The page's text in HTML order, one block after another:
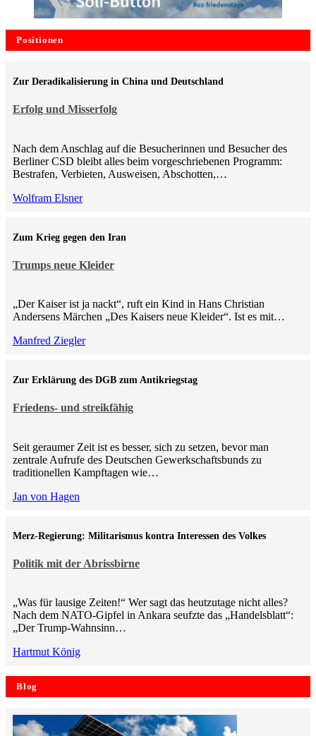
Positionen
Erfolg und Misserfolg
Zur Deradikalisierung in China und Deutschland
Nach dem Anschlag auf die Besucherinnen und Besucher des
Berliner CSD bleibt alles beim vorgeschriebenen Programm:
Bestrafen, Verbieten, Ausweisen, Abschotten,…
Wolfram Elsner
Trumps neue Kleider
Zum Krieg gegen den Iran
„Der Kaiser ist ja nackt“, ruft ein Kind in Hans Christian
Andersens Märchen „Des Kaisers neue Kleider“. Ist es mit…
Manfred Ziegler
Friedens- und streikfähig
Zur Erklärung des DGB zum Antikriegstag
Seit geraumer Zeit ist es besser, sich zu setzen, bevor man
zentrale Aufrufe des Deutschen Gewerkschaftsbunds zu
traditionellen Kampftagen wie…
Jan von Hagen
Politik mit der Abrissbirne
Merz-Regierung: Militarismus kontra Inte­ressen des Volkes
„Was für lausige Zeiten!“ Wer sagt das heutzutage nicht alles?
Nach dem NATO-Gipfel in Ankara seufzte das „Handelsblatt“:
„Der Trump-Wahnsinn…
Hartmut König
Blog